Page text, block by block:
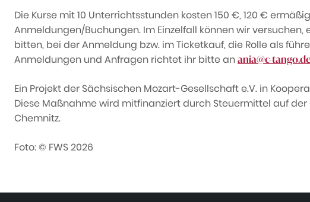
Die Kurse mit 10 Unterrichtsstunden kosten 150 €, 120 €
Anmeldungen/Buchungen. Im Einzelfall können wir
bitten, bei der Anmeldung bzw. im Ticketkauf, die Rolle als
Anmeldungen und Anfragen richtet ihr bitte an ania@c-
Ein Projekt der Sächsischen Mozart-Gesellschaft e.V. in
Diese Maßnahme wird mitfinanziert durch Steuermittel auf
Chemnitz.
Foto: © FWS 2026